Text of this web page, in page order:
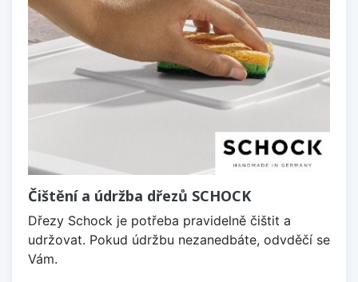
Čištění a údržba dřezů SCHOCK
Dřezy Schock je potřeba pravidelně čištit a
udržovat. Pokud údržbu nezanedbáte, odvděčí se
Vám.